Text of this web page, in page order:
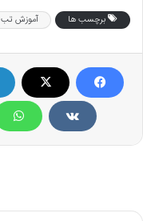
برچسب ها آموزش تب other در WHMCS